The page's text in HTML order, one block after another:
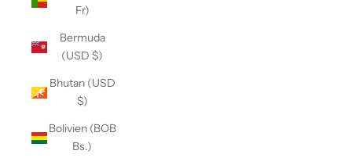
Fr)
Bermuda
(USD $)
Bhutan (USD
$)
Bolivien (BOB
Bs.)